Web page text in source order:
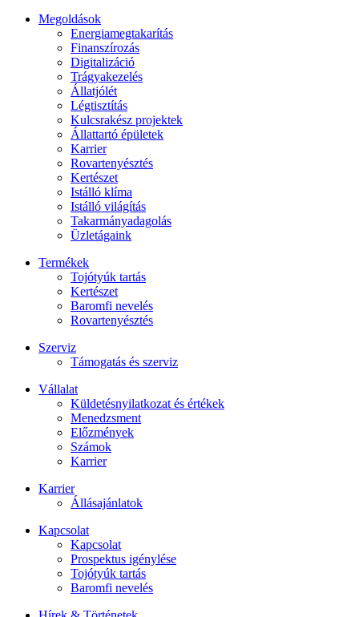
Megoldások
Energiamegtakarítás
Finanszírozás
Digitalizáció
Trágyakezelés
Állatjólét
Légtisztítás
Kulcsrakész projektek
Állattartó épületek
Karrier
Rovartenyésztés
Kertészet
Istálló klíma
Istálló világítás
Takarmányadagolás
Üzletágaink
Termékek
Tojótyúk tartás
Kertészet
Baromfi nevelés
Rovartenyésztés
Szerviz
Támogatás és szerviz
Vállalat
Küldetésnyilatkozat és értékek
Menedzsment
Előzmények
Számok
Karrier
Karrier
Állásajánlatok
Kapcsolat
Kapcsolat
Prospektus igénylése
Tojótyúk tartás
Baromfi nevelés